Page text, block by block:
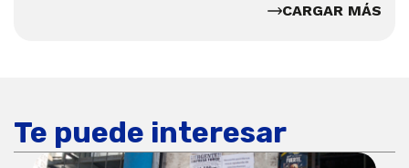
CARGAR MÁS
Te puede interesar